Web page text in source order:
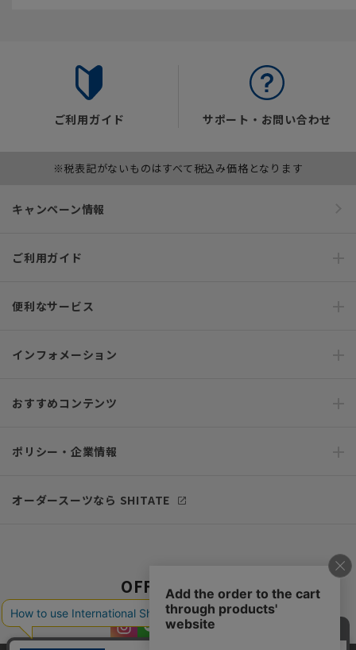
ご利用ガイド サポート・お問い合わせ
※税表記がないものはすべて税込み価格となります
キャンペーン情報
ご利用ガイド
便利なサービス
インフォメーション
おすすめコンテンツ
ポリシー・企業情報
オーダースーツなら SHITATE
OFFICIAL SNS